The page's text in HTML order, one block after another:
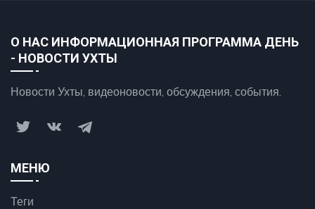
О НАС ИНФОРМАЦИОННАЯ ПРОГРАММА ДЕНЬ
- НОВОСТИ УХТЫ
Новости Ухты, видеоновости, обсуждения, события.
МЕНЮ
Теги